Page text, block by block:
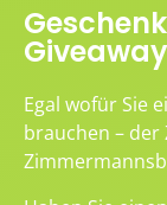
Egal wofür Sie
brauchen –